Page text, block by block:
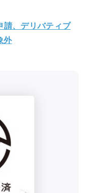
、デリバティブ
外